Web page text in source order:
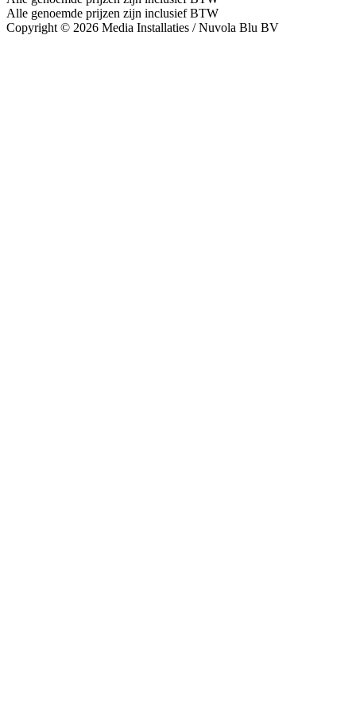
Alle genoemde prijzen zijn inclusief BTW
Copyright © 2026 Media Installaties / Nuvola Blu BV